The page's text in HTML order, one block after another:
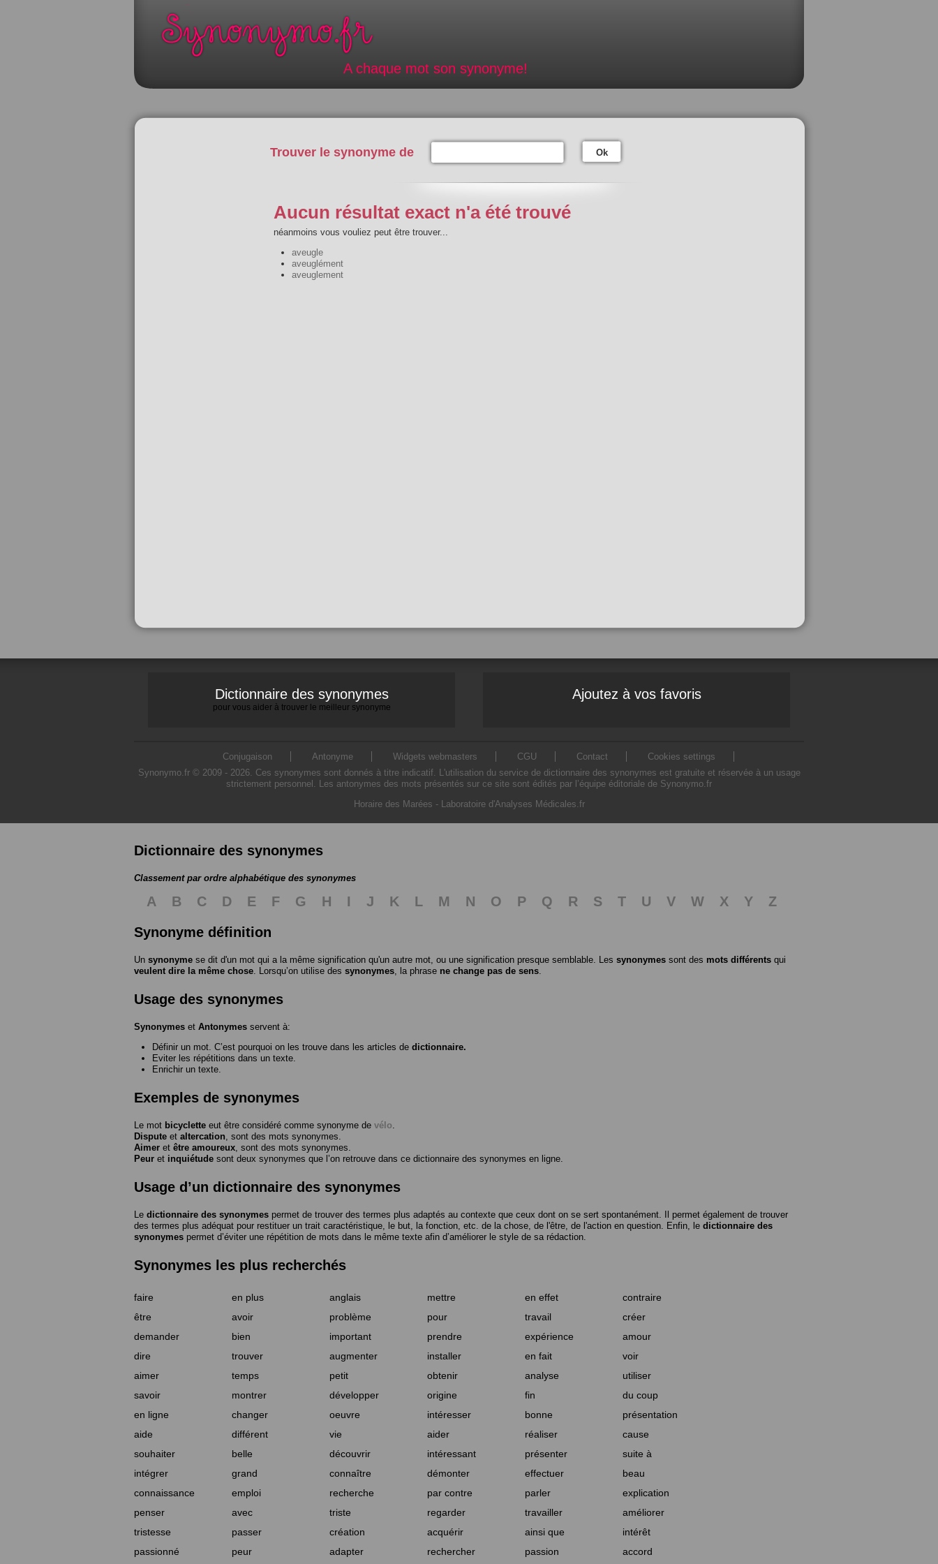
A chaque mot son synonyme!
Trouver le synonyme de Ok
Aucun résultat exact n'a été trouvé
néanmoins vous vouliez peut être trouver...
aveugle
aveuglément
aveuglement
Dictionnaire des synonymes
pour vous aider à trouver le meilleur synonyme
Ajoutez à vos favoris
Conjugaison Antonyme Widgets webmasters CGU Contact
Cookies settings
Synonymo.fr © 2009 - 2026. Ces synonymes sont donnés à titre indicatif. L'utilisation du service de dictionnaire des synonymes est gratuite et réservée à un usage
strictement personnel. Les antonymes des mots présentés sur ce site sont édités par l’équipe éditoriale de Synonymo.fr
Horaire des Marées - Laboratoire d'Analyses Médicales.fr
Dictionnaire des synonymes
Classement par ordre alphabétique des synonymes
A B C D E F G H I J K L M N O P Q R S T U V W X Y
Z
Synonyme définition
Un synonyme se dit d'un mot qui a la même signification qu'un autre mot, ou une signification presque semblable. Les synonymes sont des mots différents qui
veulent dire la même chose . Lorsqu’on utilise des synonymes , la phrase ne change pas de sens
Usage des synonymes
Synonymes et Antonymes servent à:
Définir un mot. C’est pourquoi on les trouve dans les articles de dictionnaire.
Eviter les répétitions dans un texte.
Enrichir un texte.
Exemples de synonymes
Le mot bicyclette eut être considéré comme synonyme de vélo
Dispute et altercation , sont des mots synonymes.
Aimer et être amoureux , sont des mots synonymes.
Peur et inquiétude sont deux synonymes que l’on retrouve dans ce dictionnaire des synonymes en ligne.
Usage d’un dictionnaire des synonymes
Le dictionnaire des synonymes permet de trouver des termes plus adaptés au contexte que ceux dont on se sert spontanément. Il permet également de trouver
des termes plus adéquat pour restituer un trait caractéristique, le but, la fonction, etc. de la chose, de l'être, de l'action en question. Enfin, le dictionnaire des
synonymes permet d’éviter une répétition de mots dans le même texte afin d’améliorer le style de sa rédaction.
Synonymes les plus recherchés
faire en plus anglais mettre en effet
contraire
être
avoir problème pour travail
créer
demander
bien important prendre expérience
amour
dire
trouver augmenter installer en fait
voir
aimer
temps petit obtenir analyse
utiliser
savoir
montrer développer origine fin
du coup
en ligne
changer oeuvre intéresser bonne
présentation
aide
différent vie aider réaliser
cause
souhaiter
belle découvrir intéressant présenter
suite à
intégrer
grand connaître démonter effectuer
beau
connaissance
emploi recherche par contre parler
explication
penser
avec triste regarder travailler
améliorer
tristesse
passer création acquérir ainsi que
intérêt
passionné
peur adapter rechercher passion accord